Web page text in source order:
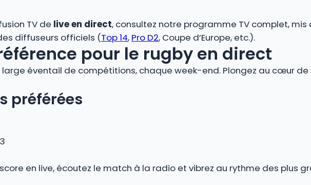
TV de live en direct, consultez notre programme TV complet, mis
diffuseurs officiels (Top 14, Pro D2, Coupe d’Europe, etc.).
pour le rugby en direct
éventail de compétitions, chaque week-end. Plongez au cœur de
préférées
en live, écoutez le match à la radio et vibrez au rythme des plus